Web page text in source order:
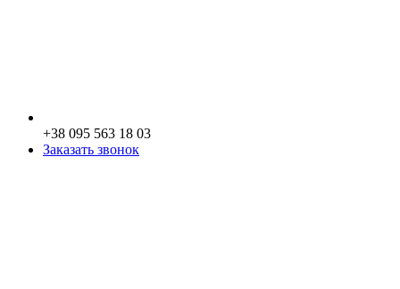
+38 095 563 18 03
Заказать звонок